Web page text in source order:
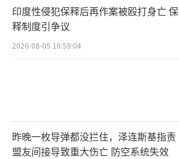
印度性侵犯保释后再作案被殴打身亡 保
释制度引争议
2026-08-05 16:59:04
昨晚一枚导弹都没拦住，泽连斯基指责
盟友间接导致重大伤亡 防空系统失效